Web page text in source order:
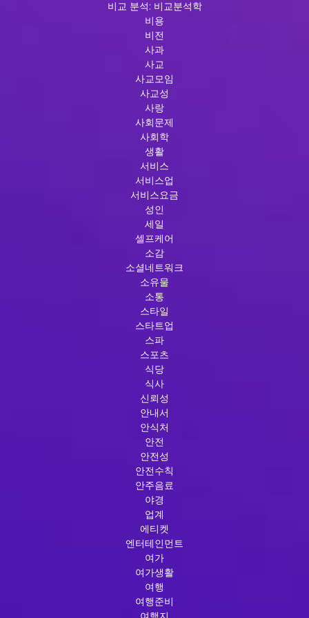
비교 분석: 비교분석학
비용
비전
사과
사교
사교모임
사교성
사랑
사회문제
사회학
생활
서비스
서비스업
서비스요금
성인
세일
셀프케어
소감
소셜네트워크
소유물
소통
스타일
스타트업
스파
스포츠
식당
식사
신뢰성
안내서
안식처
안전
안전성
안전수칙
안주음료
야경
업계
에티켓
엔터테인먼트
여가
여가생활
여행
여행준비